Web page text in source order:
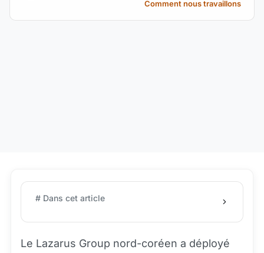
Comment nous travaillons
# Dans cet article
Le Lazarus Group nord-coréen a déployé